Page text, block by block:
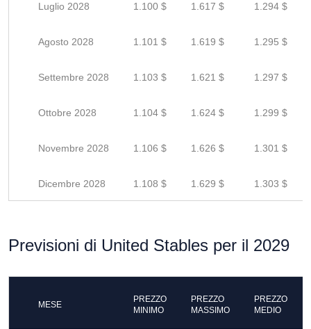
Luglio 2028 1.100 $ 1.617 $ 1.294 $
Agosto 2028 1.101 $ 1.619 $ 1.295 $
Settembre 2028 1.103 $ 1.621 $ 1.297 $
Ottobre 2028 1.104 $ 1.624 $ 1.299 $
Novembre 2028 1.106 $ 1.626 $ 1.301 $
Dicembre 2028 1.108 $ 1.629 $ 1.303 $
Previsioni di United Stables per il 2029
MESE
PREZZO
MINIMO
PREZZO
MASSIMO
PREZZO
MEDIO